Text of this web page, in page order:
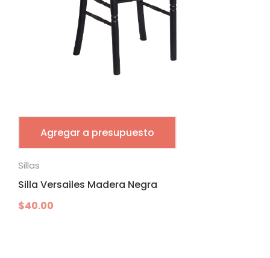
Agregar a presupuesto
Sillas
Silla Versailes Madera Negra
$40.00